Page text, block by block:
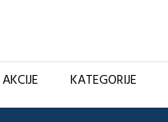
AKCIJE KATEGORIJE